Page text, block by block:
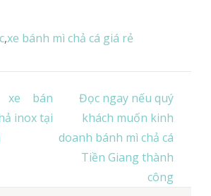
,xe bánh mì chả cá giá rẻ
xe bán
inox tại
Đọc ngay nếu quý
khách muốn kinh
doanh bánh mì chả cá
Tiền Giang thành
công